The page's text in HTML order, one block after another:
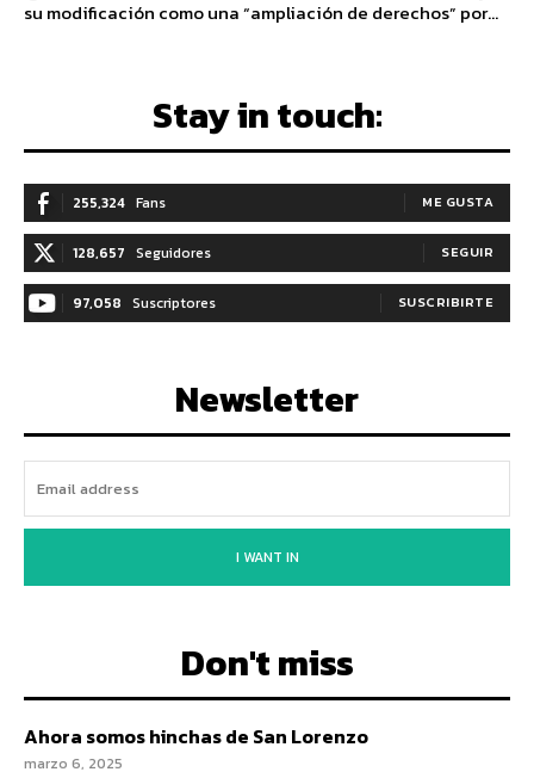
su modificación como una “ampliación de derechos” por...
Stay in touch:
255,324 Fans ME GUSTA
128,657 Seguidores SEGUIR
97,058 Suscriptores SUSCRIBIRTE
Newsletter
I WANT IN
Don't miss
Ahora somos hinchas de San Lorenzo
marzo 6, 2025